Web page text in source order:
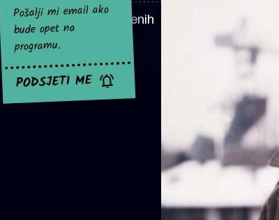
za sad nema najavljenih
Pošalji mi email ako
bude opet na
programu.
PODSJETI ME